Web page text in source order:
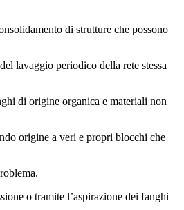
di strutture che possono
lavaggio periodico della rete stessa
di origine organica e materiali non
origine a veri e propri blocchi che
o tramite l’aspirazione dei fanghi